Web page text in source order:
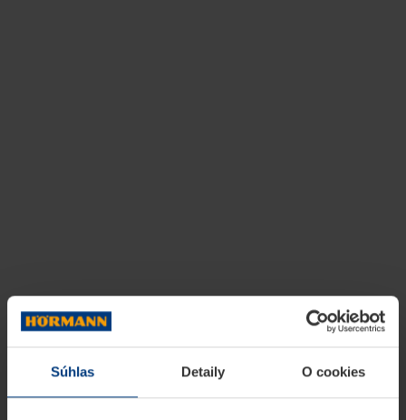
Súhlas Detaily O cookies